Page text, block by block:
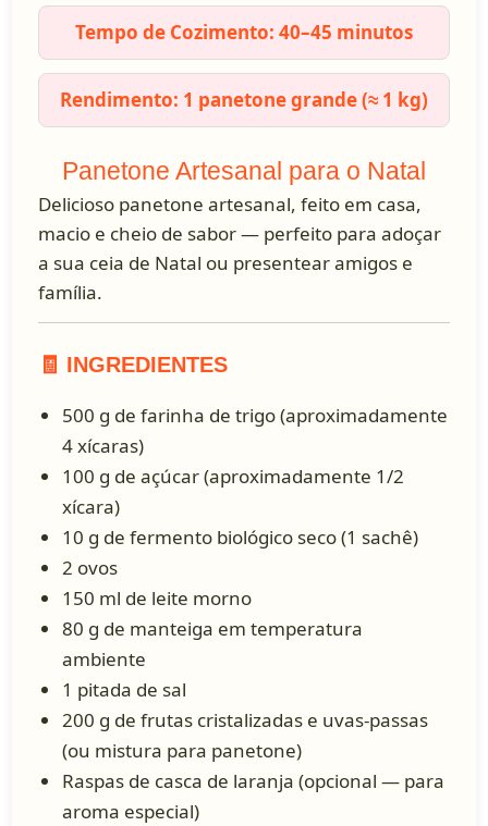
Tempo de Cozimento: 40–45 minutos
Rendimento: 1 panetone grande (≈ 1 kg)
Panetone Artesanal para o Natal
Delicioso panetone artesanal, feito em casa,
macio e cheio de sabor — perfeito para adoçar
a sua ceia de Natal ou presentear amigos e
família.
🧾 INGREDIENTES
500 g de farinha de trigo (aproximadamente
4 xícaras)
100 g de açúcar (aproximadamente 1/2
xícara)
10 g de fermento biológico seco (1 sachê)
2 ovos
150 ml de leite morno
80 g de manteiga em temperatura
ambiente
1 pitada de sal
200 g de frutas cristalizadas e uvas-passas
(ou mistura para panetone)
Raspas de casca de laranja (opcional — para
aroma especial)